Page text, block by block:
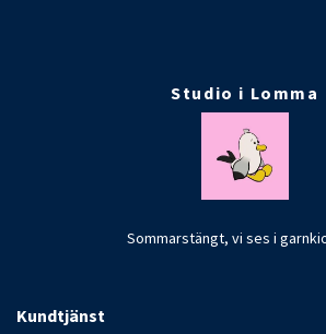
Studio i Lomma
Sommarstängt, vi ses i
Kundtjänst